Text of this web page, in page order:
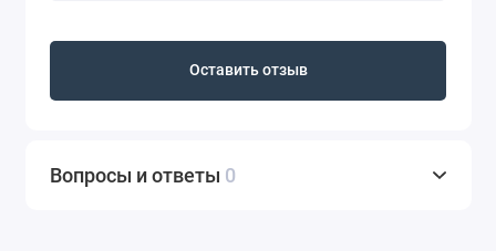
Оставить отзыв
Вопросы и ответы 0